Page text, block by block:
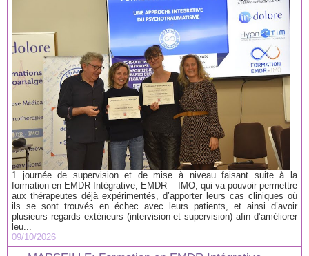
1 journée de supervision et de mise à niveau faisant suite à la
formation en EMDR Intégrative, EMDR – IMO, qui va pouvoir permettre
aux thérapeutes déjà expérimentés, d’apporter leurs cas cliniques où
ils se sont trouvés en échec avec leurs patients, et ainsi d’avoir
plusieurs regards extérieurs (intervision et supervision) afin d’améliorer
leu...
09/10/2026